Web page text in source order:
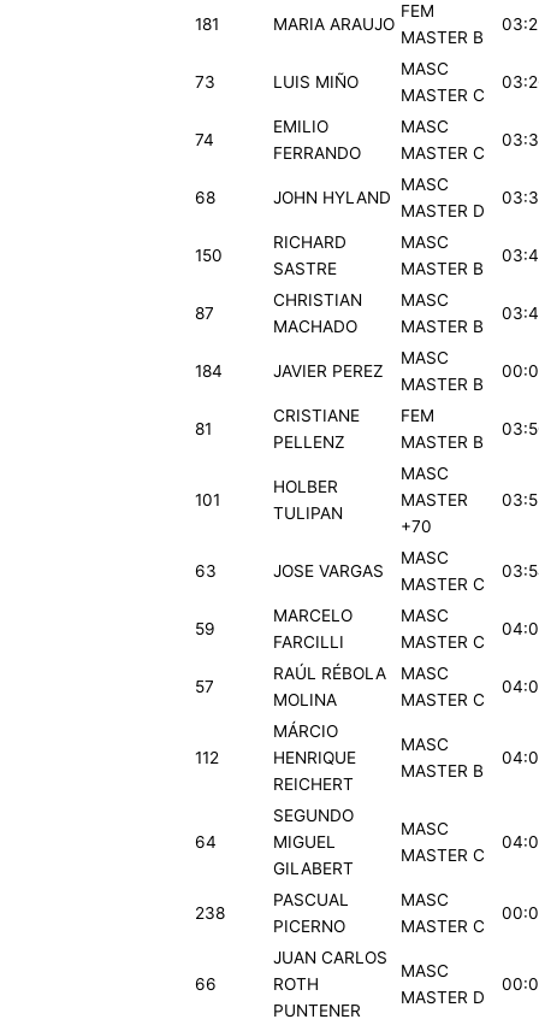
181 MARIA ARAUJO
FEM
MASTER B
73 LUIS MIÑO
MASC
MASTER C
74
EMILIO
FERRANDO
MASC
MASTER C
68 JOHN HYLAND
MASC
MASTER D
150
RICHARD
SASTRE
MASC
MASTER B
87
CHRISTIAN
MACHADO
MASC
MASTER B
184 JAVIER PEREZ
MASC
MASTER B
81
CRISTIANE
PELLENZ
FEM
MASTER B
101
HOLBER
TULIPAN
MASC
MASTER
+70
63 JOSE VARGAS
MASC
MASTER C
59
MARCELO
FARCILLI
MASC
MASTER C
57
RAÚL RÉBOLA
MOLINA
MASC
MASTER C
112
MÁRCIO
HENRIQUE
REICHERT
MASC
MASTER B
64
SEGUNDO
MIGUEL
GILABERT
MASC
MASTER C
238
PASCUAL
PICERNO
MASC
MASTER C
66
JUAN CARLOS
ROTH
PUNTENER
MASC
MASTER D